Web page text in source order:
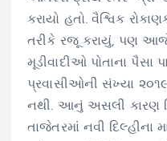
કરાયો હતો. વૈશ્વિક
તરીકે રજૂ કરાયું, પણ
મૂડીવાદીઓ પોતાના પૈસા
પ્રવાસીઓની સંખ્યા
નથી. આનું અસલી કારણ
તાજેતરમાં નવી